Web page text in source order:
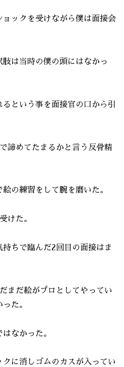
ックを受けながら僕は面接会
肢は当時の僕の頭にはなかっ
るという事を面接官の口から引
諦めてたまるかと言う反骨精
の練習をして腕を磨いた。
けた。
ちで臨んだ2回目の面接はま
まだ絵がプロとしてやってい
た。
なかった。
に消しゴムのカスが入ってい